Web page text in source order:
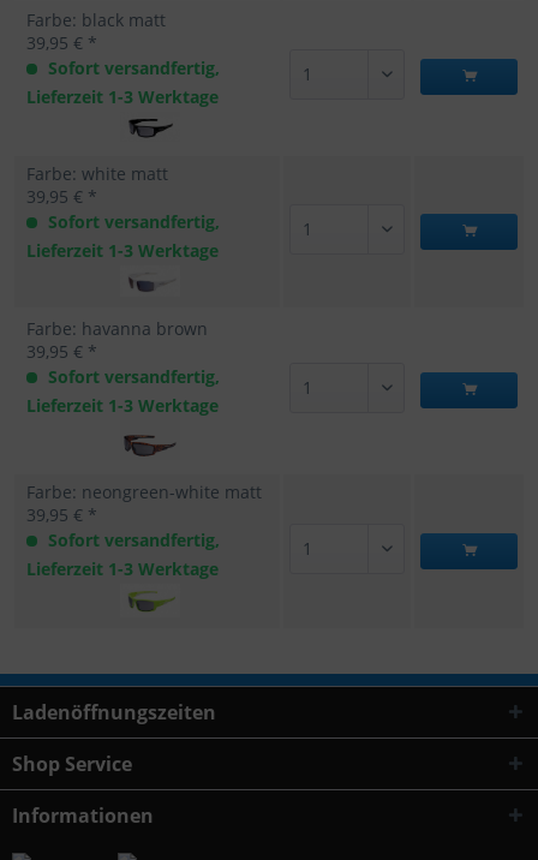
Farbe: black matt
39,95 € *
Sofort versandfertig,
Lieferzeit 1-3 Werktage
Farbe: white matt
39,95 € *
Sofort versandfertig,
Lieferzeit 1-3 Werktage
Farbe: havanna brown
39,95 € *
Sofort versandfertig,
Lieferzeit 1-3 Werktage
Farbe: neongreen-white matt
39,95 € *
Sofort versandfertig,
Lieferzeit 1-3 Werktage
Ladenöffnungszeiten
Shop Service
Informationen